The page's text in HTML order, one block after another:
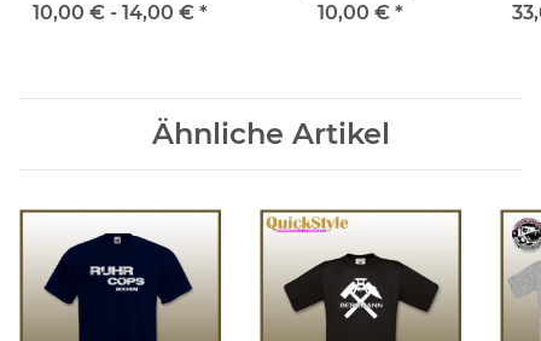
10,00 € - 14,00 € *
10,00 € *
Ähnliche Artikel